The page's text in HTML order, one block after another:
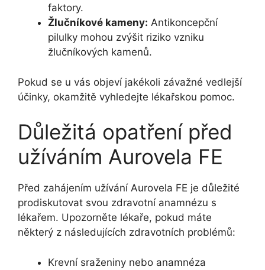
faktory.
Žlučníkové kameny: Antikoncepční
pilulky mohou zvýšit riziko vzniku
žlučníkových kamenů.
Pokud se u vás objeví jakékoli závažné vedlejší
účinky, okamžitě vyhledejte lékařskou pomoc.
Důležitá opatření před
užíváním Aurovela FE
Před zahájením užívání Aurovela FE je důležité
prodiskutovat svou zdravotní anamnézu s
lékařem. Upozorněte lékaře, pokud máte
některý z následujících zdravotních problémů:
Krevní sraženiny nebo anamnéza